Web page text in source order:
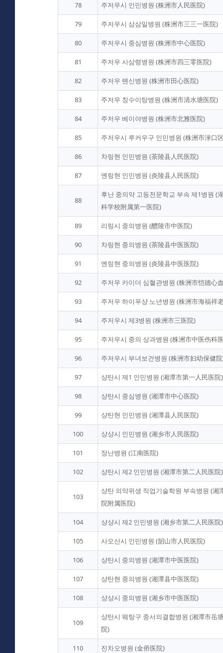
78 주저우시 인민병원 (株洲市人民医院)
79 주저우시 삼삼일병원 (株洲市三三一医院)
80 주저우시 중심병원 (株洲市中心医院)
81 주저우 사삼령병원 (株洲市四三零医院)
82 주저우 톈신병원 (株洲市田心医院)
83 주저우 칭수이탕병원 (株洲市清水塘医院)
84 주저우 베이야병원 (株洲市北雅医院)
85 주저우시 루커우구 인민병원 (株洲市渌口
86 차링현 인민병원 (茶陵县人民医院)
87 옌링현 인민병원 (炎陵县人民医院)
88
후난 중의약 고등전문학교 부속 제1병원 (
科学校附属第一医院)
89 리링시 중의병원 (醴陵市中医院)
90 차링현 중의병원 (茶陵县中医医院)
91 옌링현 중의병원 (炎陵县中医医院)
92 주저우 카이더 심혈관병원 (株洲市恺德心
93 주저우 하이푸샹 노년병원 (株洲市海福祥
94 주저우시 제3병원 (株洲市三医院)
95 주저우시 중의 상과병원 (株洲市中医伤科
96 주저우시 부녀보건병원 (株洲市妇幼保健
97 샹탄시 제1 인민병원 (湘潭市第一人民医院)
98 샹탄시 중심병원 (湘潭市中心医院)
99 샹탄현 인민병원 (湘潭县人民医院)
100 샹샹시 인민병원 (湘乡市人民医院)
101 장난병원 (江南医院)
102 샹탄시 제2 인민병원 (湘潭市第二人民医院)
103
샹탄 의약위생 직업기술학원 부속병원 (湘
院附属医院)
104 샹샹시 제2 인민병원 (湘乡市第二人民医院)
105 사오산시 인민병원 (韶山市人民医院)
106 샹탄시 중의병원 (湘潭市中医医院)
107 샹탄현 중의병원 (湘潭县中医医院)
108 샹샹시 중의병원 (湘乡市中医医院)
109
샹탄시 웨탕구 중서의결합병원 (湘潭市岳
院)
110 진차오병원 (金侨医院)